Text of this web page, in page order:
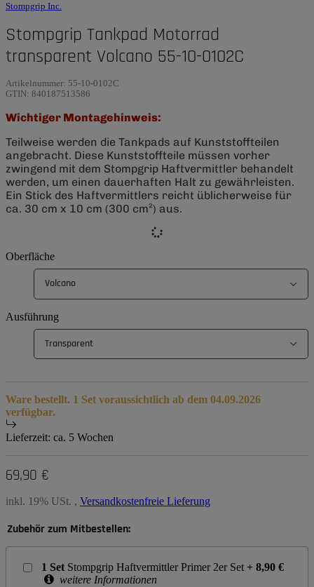
Stompgrip Inc.
Stompgrip Tankpad Motorrad
transparent Volcano 55-10-0102C
Artikelnummer: 55-10-0102C
GTIN: 840187513586
Wichtiger Montagehinweis:
Teilweise werden die Tankpads auf Kunststoffteilen
angebracht. Diese Kunststoffteile müssen vorher
zwingend mit dem Stompgrip Haftvermittler behandelt
werden, um einen dauerhaften Halt zu gewährleisten.
Ein Stick des Haftvermittlers reicht üblicherweise für
ca. 30 cm x 10 cm (300 cm²) aus.
Oberfläche
Volcano
Ausführung
Transparent
Ware bestellt. 1 Set voraussichtlich ab dem 04.09.2026
verfügbar.
Lieferzeit: ca. 5 Wochen
69,90 €
inkl. 19% USt. , Versandkostenfreie Lieferung
Zubehör zum Mitbestellen:
1 Set Stompgrip Haftvermittler Primer 2er Set + 8,90 €
weitere Informationen